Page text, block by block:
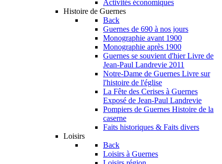
Activités économiques
Histoire de Guernes
Back
Guernes de 690 à nos jours
Monographie avant 1900
Monographie après 1900
Guernes se souvient d'hier Livre de
Jean-Paul Landrevie 2011
Notre-Dame de Guernes Livre sur
l'histoire de l'église
La Fête des Cerises à Guernes
Exposé de Jean-Paul Landrevie
Pompiers de Guernes Histoire de la
caserne
Faits historiques & Faits divers
Loisirs
Back
Loisirs à Guernes